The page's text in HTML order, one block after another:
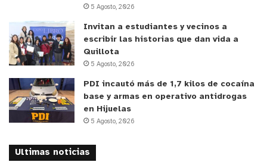
este año, se destacó una charla con un psicólogo
deportivo -a realizarse el próximo 4 de mayo-, una
corrida estudiantil, una copa de fútbol y la
estrategia de recreos activos.
y tú, ¿qué opinas?
5 Agosto, 2026
Invitan a estudiantes y vecinos a
escribir las historias que dan vida a
Quillota
5 Agosto, 2026
PDI incautó más de 1,7 kilos de cocaína
base y armas en operativo antidrogas
en Hijuelas
5 Agosto, 2026
Ultimas noticias